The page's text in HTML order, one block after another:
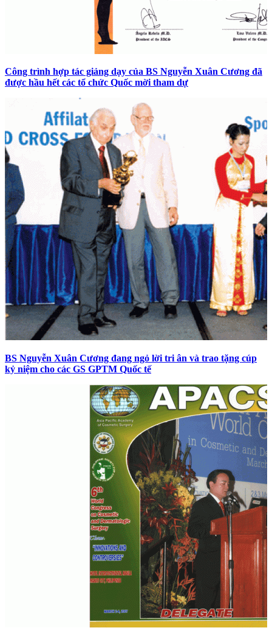
Công trình hợp tác giảng dạy của BS Nguyễn Xuân Cương đã
được hầu hết các tổ chức Quốc mời tham dự
BS Nguyễn Xuân Cương đang ngỏ lời tri ân và trao tặng cúp
kỷ niệm cho các GS GPTM Quốc tế